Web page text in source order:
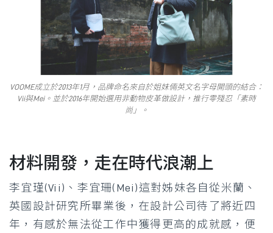
VOOME成立於2013年1月，品牌命名來自於姐妹倆英文名字母開頭的結合：
Vii與Mei。並於2016年開始選用非動物皮革做設計，推行零殘忍「素時
尚」。
材料開發，走在時代浪潮上
李宜瑾(Vii)、李宜珊(Mei)這對姊妹各自從米蘭、
英國設計研究所畢業後，在設計公司待了將近四
年，有感於無法從工作中獲得更高的成就感，便